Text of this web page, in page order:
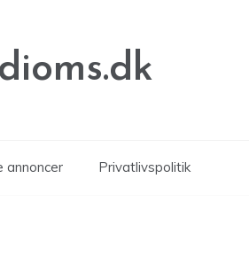
annoncer Privatlivspolitik